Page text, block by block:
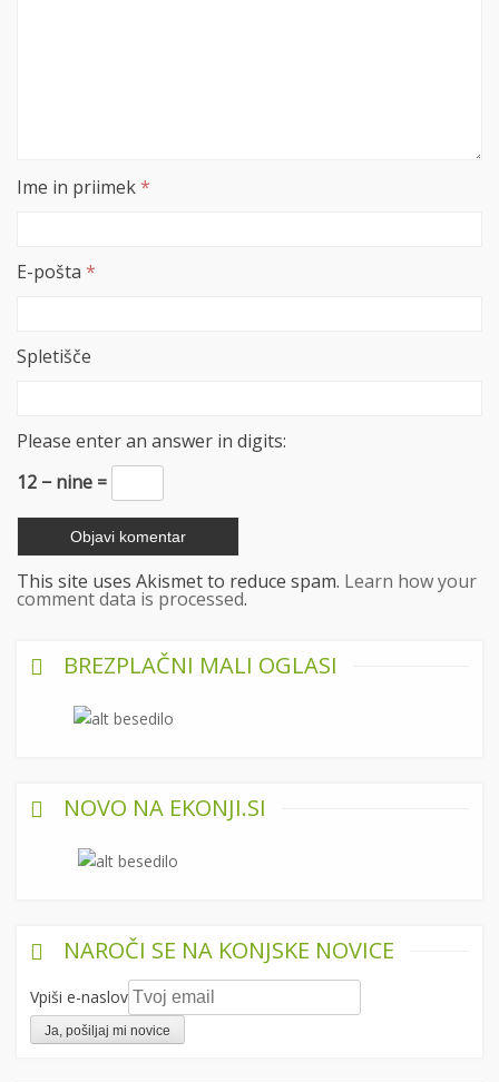
Ime in priimek*
E-pošta *
Spletišče
Please enter an answer in digits:
12 − nine =
This site uses Akismet to reduce spam. Learn how your
comment data is processed.
BREZPLAČNI MALI OGLASI
NOVO NA EKONJI.SI
NAROČI SE NA KONJSKE NOVICE
Vpiši e-naslov